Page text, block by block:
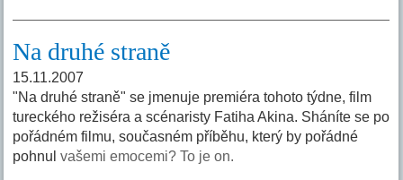
Na druhé straně
15.11.2007
"Na druhé straně" se jmenuje premiéra tohoto týdne, film
tureckého režiséra a scénaristy Fatiha Akina. Sháníte se po
pořádném filmu, současném příběhu, který by pořádné
pohnulvašemi emocemi? To je on.